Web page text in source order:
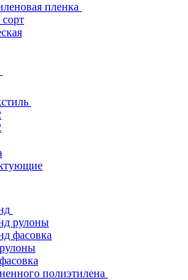
пленка
рулоны
фасовка
полиэтилена